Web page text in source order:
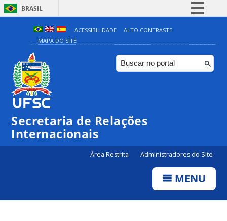
BRASIL
Simplifique!
Comunica BR
Participe
ACESSIBILIDADE
ALTO CONTRASTE
MAPA DO SITE
Secretaria de Relações
Internacionais
Área Restrita Administradores do Site
MENU